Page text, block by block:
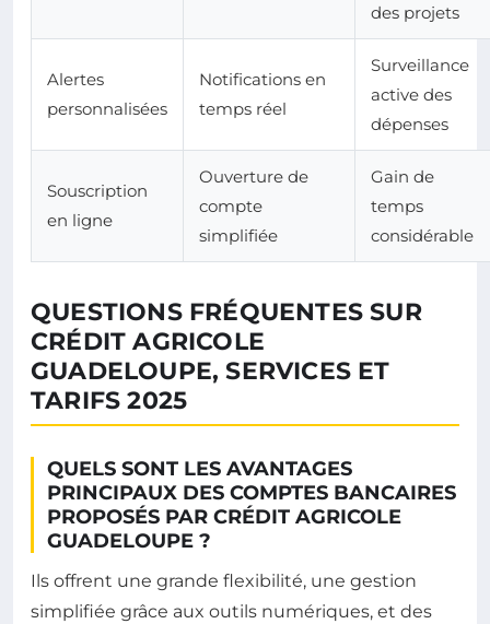
des projets
Alertes
personnalisées
Notifications en
temps réel
Surveillance
active des
dépenses
Souscription
en ligne
Ouverture de
compte
simplifiée
Gain de
temps
considérable
QUESTIONS FRÉQUENTES SUR
CRÉDIT AGRICOLE
GUADELOUPE, SERVICES ET
TARIFS 2025
QUELS SONT LES AVANTAGES
PRINCIPAUX DES COMPTES BANCAIRES
PROPOSÉS PAR CRÉDIT AGRICOLE
GUADELOUPE ?
Ils offrent une grande flexibilité, une gestion
simplifiée grâce aux outils numériques, et des